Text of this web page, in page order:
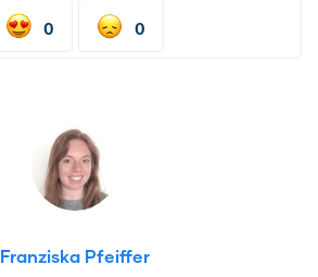
0 0
Franziska Pfeiffer